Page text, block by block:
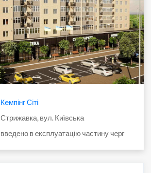
Кемпінг Сіті
Стрижавка, вул. Київська
введено в експлуатацію частину черг